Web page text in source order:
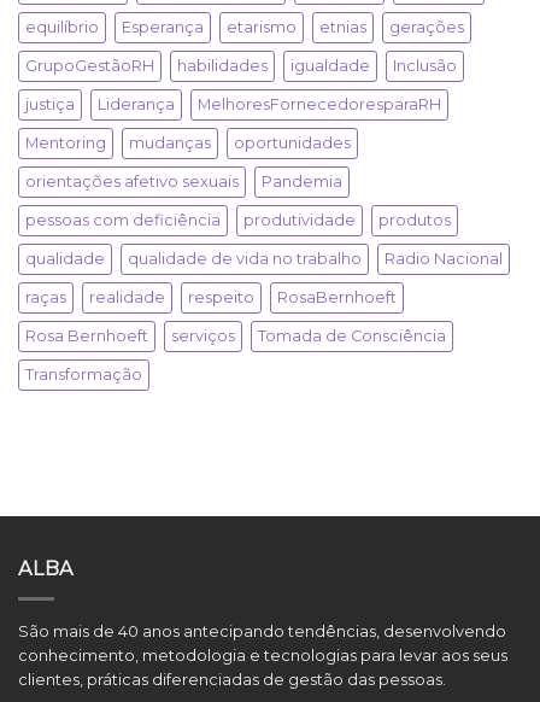
equilíbrio Esperança etarismo etnias gerações
GrupoGestãoRH habilidades igualdade Inclusão
justiça Liderança MelhoresFornecedoresparaRH
Mentoring mudanças oportunidades
orientações afetivo sexuais Pandemia
pessoas com deficiência produtividade produtos
qualidade qualidade de vida no trabalho Radio Nacional
raças realidade respeito RosaBernhoeft
Rosa Bernhoeft serviços Tomada de Consciência
Transformação
ALBA
São mais de 40 anos antecipando tendências, desenvolvendo
conhecimento, metodologia e tecnologias para levar aos seus
clientes, práticas diferenciadas de gestão das pessoas.